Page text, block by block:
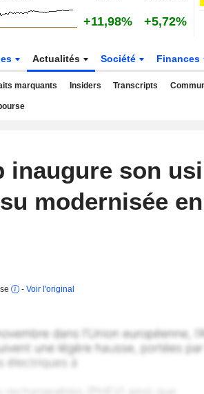
+11,98% +5,72%
Actualités Société Finances
marquants Insiders Transcripts
inaugure son
modernisée en
- Voir l'original